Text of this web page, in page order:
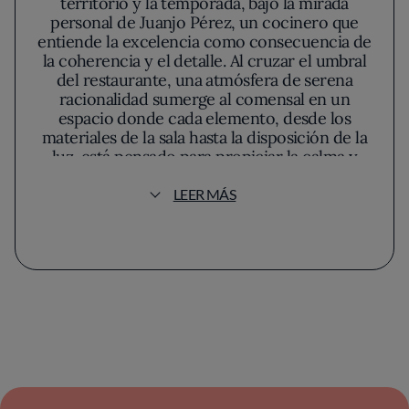
personal de Juanjo Pérez, un cocinero que
entiende la excelencia como consecuencia de
la coherencia y el detalle. Al cruzar el umbral
del restaurante, una atmósfera de serena
racionalidad sumerge al comensal en un
espacio donde cada elemento, desde los
materiales de la sala hasta la disposición de la
luz, está pensado para propiciar la calma y
mesa. La decoración huye del alarde: la
sucede dentro, a fuego lento.
producto. Cada menú permite recorrer
LEER MÁS